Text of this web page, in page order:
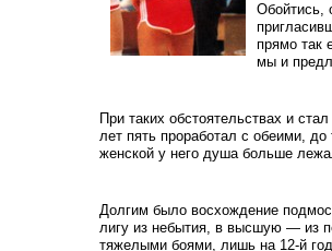
Обойтись,
прямо так
мы и
При таких обстоятельствах и
лет пять проработал с обеими,
женской у него душа больше
Долгим было восхождение
лигу из небытия, в высшую — из
тяжелыми боями, лишь на 12-й